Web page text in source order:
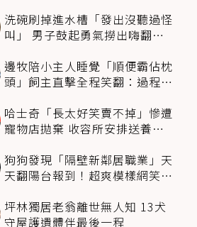
洗碗刷掉進水槽「發出沒聽過怪
叫」 男子鼓起勇氣撈出嗨翻：
邊牧陪小主人睡覺「順便霸佔枕
頭」飼主直擊全程笑翻：過程絲
哈士奇「長太好笑賣不掉」慘遭
寵物店拋棄 收容所安排送養活
狗狗發現「隔壁新鄰居職業」天
天翻陽台報到！超爽模樣網笑
坪林獨居老翁離世無人知 13犬
守屋護遺體伴最後一程